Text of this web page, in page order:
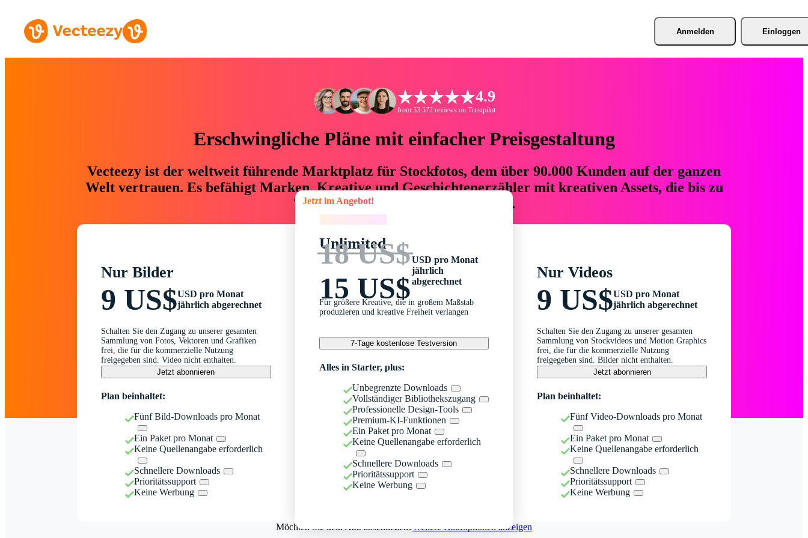
Anmelden Einloggen
4.9
from 33.572 reviews on Trustpilot
Erschwingliche Pläne mit einfacher Preisgestaltung
Vecteezy ist der weltweit führende Marktplatz für Stockfotos, dem über 90.000 Kunden auf der ganzen
Welt vertrauen. Es befähigt Marken, Kreative und Geschichtenerzähler mit kreativen Assets, die bis zu
76 % an Zeit und Budget einsparen.
Nur Bilder
9 US$USD pro Monat
jährlich abgerechnet
Schalten Sie den Zugang zu unserer gesamten
Sammlung von Fotos, Vektoren und Grafiken
frei, die für die kommerzielle Nutzung
freigegeben sind. Video nicht enthalten.
Jetzt abonnieren
Plan beinhaltet:
Fünf Bild-Downloads pro Monat
Ein Paket pro Monat
Keine Quellenangabe erforderlich
Schnellere Downloads
Prioritätssupport
Keine Werbung
Jetzt im Angebot!
Unlimited
18 US$
15 US$
USD pro Monat
jährlich
abgerechnet
Für größere Kreative, die in großem Maßstab
produzieren und kreative Freiheit verlangen
7-Tage kostenlose Testversion
Alles in Starter, plus:
Unbegrenzte Downloads
Vollständiger Bibliothekszugang
Professionelle Design-Tools
Premium-KI-Funktionen
Ein Paket pro Monat
Keine Quellenangabe erforderlich
Schnellere Downloads
Prioritätssupport
Keine Werbung
Nur Videos
9 US$USD pro Monat
jährlich abgerechnet
Schalten Sie den Zugang zu unserer gesamten
Sammlung von Stockvideos und Motion Graphics
frei, die für die kommerzielle Nutzung
freigegeben sind. Bilder nicht enthalten.
Jetzt abonnieren
Plan beinhaltet:
Fünf Video-Downloads pro Monat
Ein Paket pro Monat
Keine Quellenangabe erforderlich
Schnellere Downloads
Prioritätssupport
Keine Werbung
Möchten Sie kein Abo abschließen?Weitere Kaufoptionen anzeigen